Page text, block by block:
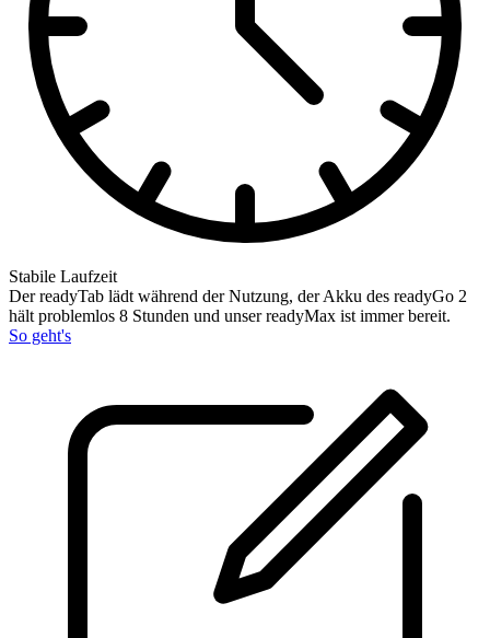
Stabile Laufzeit
Der readyTab lädt während der Nutzung, der Akku des readyGo 2
hält problemlos 8 Stunden und unser readyMax ist immer bereit.
So geht's